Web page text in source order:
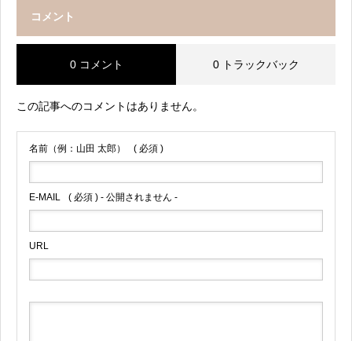
コメント
0 コメント 0 トラックバック
この記事へのコメントはありません。
名前（例：山田 太郎） ( 必須 )
E-MAIL ( 必須 ) - 公開されません -
URL